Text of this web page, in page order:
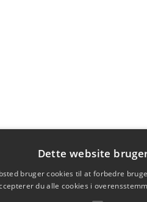
Dette website
bruger cookies til at forbedre
du alle cookies i